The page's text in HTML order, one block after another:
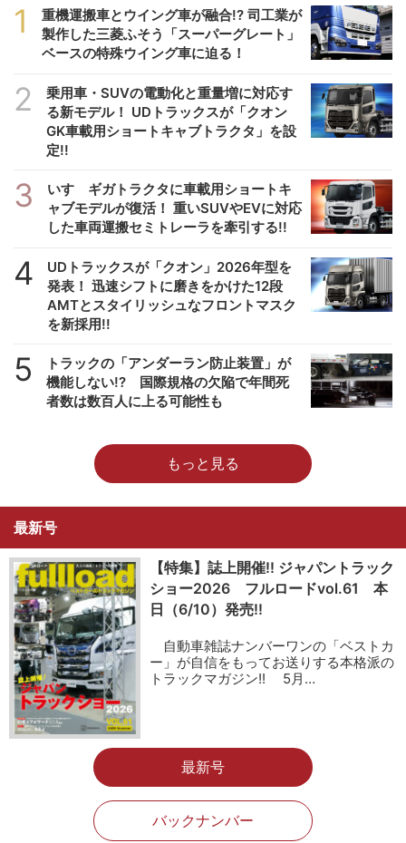
1
重機運搬車とウイング車が融合!? 司工業が
製作した三菱ふそう「スーパーグレート」
ベースの特殊ウイング車に迫る！
2
乗用車・SUVの電動化と重量増に対応す
る新モデル！ UDトラックスが「クオン
GK車載用ショートキャブトラクタ」を設
定!!
3
いすゞギガトラクタに車載用ショートキ
ャブモデルが復活！ 重いSUVやEVに対応
した車両運搬セミトレーラを牽引する!!
4
UDトラックスが「クオン」2026年型を
発表！ 迅速シフトに磨きをかけた12段
AMTとスタイリッシュなフロントマスク
を新採用!!
5
トラックの「アンダーラン防止装置」が
機能しない!? 国際規格の欠陥で年間死
者数は数百人に上る可能性も
もっと見る
最新号
【特集】誌上開催!! ジャパントラック
ショー2026 フルロードvol.61 本
日（6/10）発売!!
自動車雑誌ナンバーワンの「ベストカ
ー」が自信をもってお送りする本格派の
トラックマガジン!! 5月…
最新号
バックナンバー